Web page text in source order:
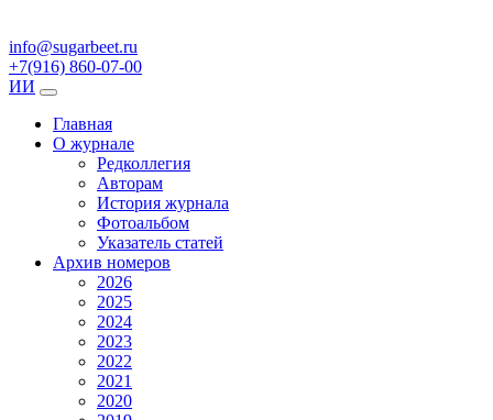
info@sugarbeet.ru
+7(916) 860-07-00
ИИ
Главная
О журнале
Редколлегия
Авторам
История журнала
Фотоальбом
Указатель статей
Архив номеров
2026
2025
2024
2023
2022
2021
2020